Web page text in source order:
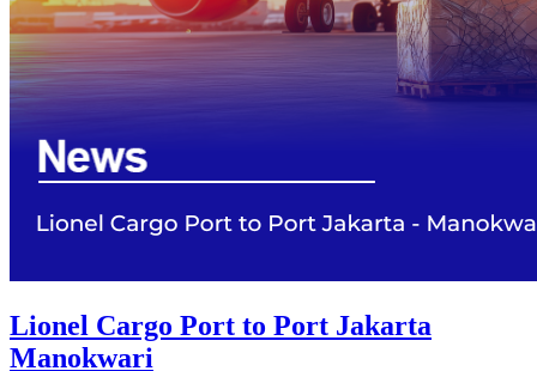
Lionel Cargo Port to Port Jakarta
Manokwari